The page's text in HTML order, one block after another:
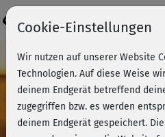
Cookie-Einstellungen
Wir nutzen auf unserer Website
Technologien. Auf diese Weise
deinem Endgerät betreffend
zugegriffen bzw. es werden
deinem Endgerät gespeichert.